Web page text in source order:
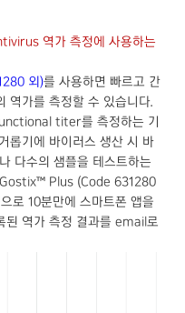
역가 측정에 사용하는
외)를 사용하면 빠르고 간
역가를 측정할 수 있습니다.
titer를 측정하는 기
롭기에 바이러스 생산 시 바
다수의 샘플을 테스트하는
Plus (Code 631280
로 10분만에 스마트폰 앱을
된 역가 측정 결과를 email로